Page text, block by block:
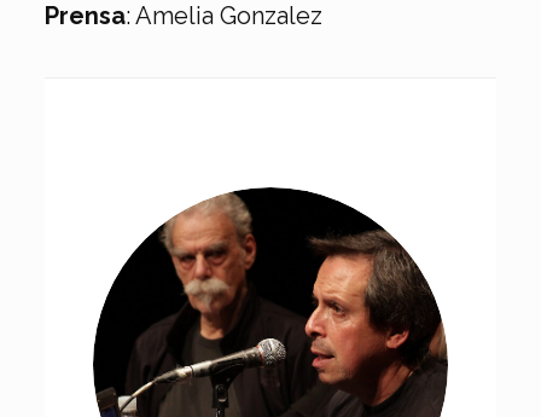
Prensa: Amelia Gonzalez